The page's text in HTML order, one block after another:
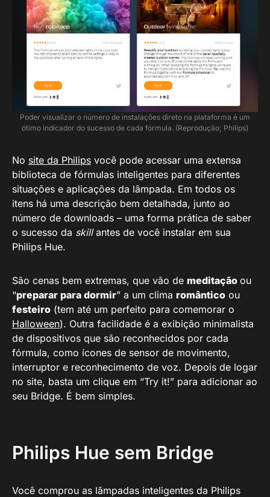
Poder visualizar o número de instalações direto na plataforma é um
ótimo indicador do sucesso de cada fórmula. (Reprodução; Philips)
No site da Philips você pode acessar uma extensa
biblioteca de fórmulas inteligentes para diferentes
situações e aplicações da lâmpada. Em todos os
itens há uma descrição bem detalhada, junto ao
número de downloads – uma forma prática de saber
o sucesso da skillantes de você instalar em sua
Philips Hue.
São cenas bem extremas, que vão de meditação ou
“preparar para dormir” a um clima romântico ou
festeiro (tem até um perfeito para comemorar o
Halloween). Outra facilidade é a exibição minimalista
de dispositivos que são reconhecidos por cada
fórmula, como ícones de sensor de movimento,
interruptor e reconhecimento de voz. Depois de logar
no site, basta um clique em “Try it!” para adicionar ao
seu Bridge. É bem simples.
Philips Hue sem Bridge
Você comprou as lâmpadas inteligentes da Philips